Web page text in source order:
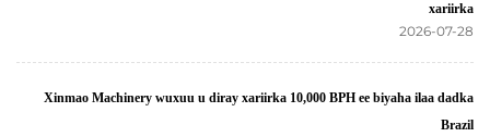
Xinmao Machinery wuxuu u diray xariirka 10,000 BPH ee biyaha